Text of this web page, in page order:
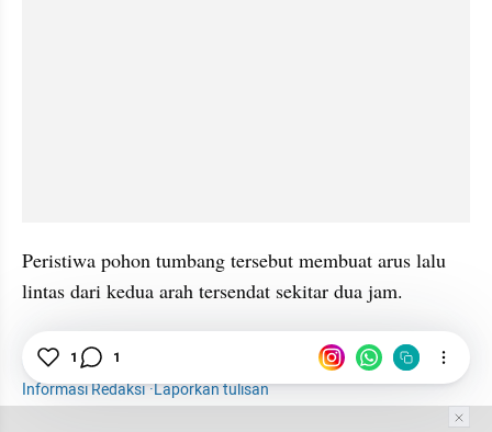
Peristiwa pohon tumbang tersebut membuat arus lalu
lintas dari kedua arah tersendat sekitar dua jam.
Subang Mobil Pikap
Nanas
Informasi Redaksi·Laporkan tulisan
1 1